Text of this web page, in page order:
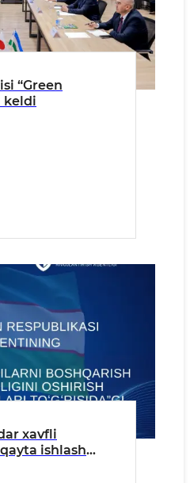
“Green
keldi
xavfli
ishlash